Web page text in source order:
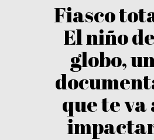
Fiasco
El niño
globo,
que te va